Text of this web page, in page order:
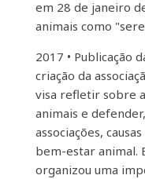
em 28 de janeiro
animais como
2017 • Publicação
criação da
visa refletir sobre
animais e
associações,
bem-estar animal.
organizou uma